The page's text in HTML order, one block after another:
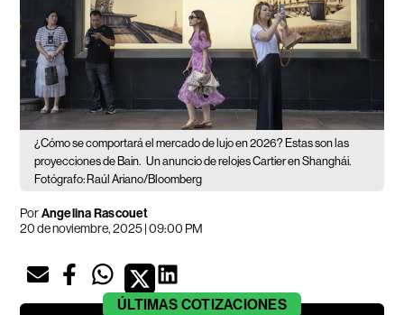
¿Cómo se comportará el mercado de lujo en 2026? Estas son las
proyecciones de Bain. Un anuncio de relojes Cartier en Shanghái.
Fotógrafo: Raúl Ariano/Bloomberg
PorAngelina Rascouet
20 de noviembre, 2025 | 09:00 PM
ÚLTIMAS COTIZACIONES